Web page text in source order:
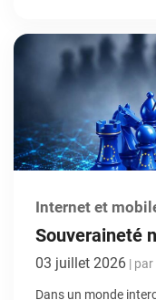
contexte, l’Internet
Internet et
Souveraineté
entreprises et
03 juillet 2026 | par
Dans un monde